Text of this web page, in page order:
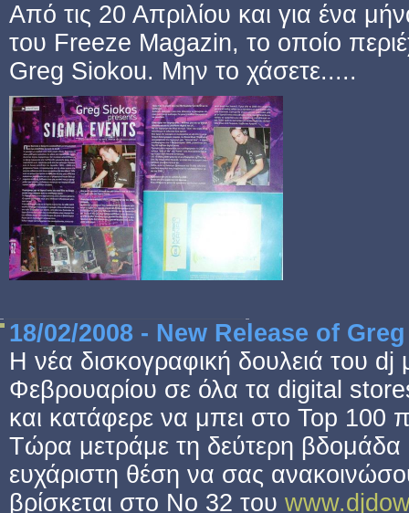
Από τις 20 Απριλίου και για ένα
του Freeze Magazin, το οποίο
Greg Siokou. Μην το χάσετε.....
18/02/2008 - New Release of
Η νέα δισκογραφική δουλειά του dj
Φεβρουαρίου σε όλα τα digital
και κατάφερε να μπει στο Top
Τώρα μετράμε τη δεύτερη βδομάδα
ευχάριστη θέση να σας
βρίσκεται στο Νο 32 του